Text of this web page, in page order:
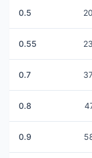
0.5
0.55
0.7
0.8
0.9